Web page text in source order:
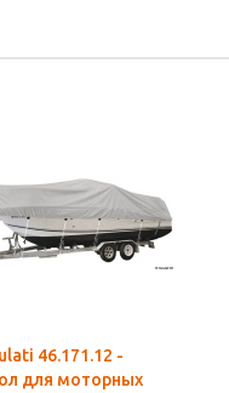
46.171.12 -
для моторных